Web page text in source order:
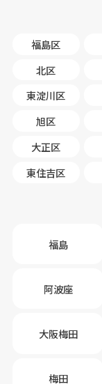
福島区
北区
東淀川区
旭区
大正区
東住吉区
福島
阿波座
大阪梅田
梅田